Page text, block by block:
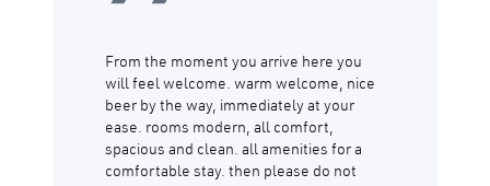
From the moment you arrive here you
will feel welcome. warm welcome, nice
beer by the way, immediately at your
ease. rooms modern, all comfort,
spacious and clean. all amenities for a
comfortable stay. then please do not